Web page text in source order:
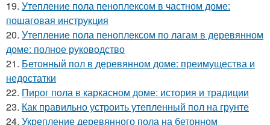
19. Утепление пола пеноплексом в частном доме:
пошаговая инструкция
20. Утепление пола пеноплексом по лагам в деревянном
доме: полное руководство
21. Бетонный пол в деревянном доме: преимущества и
недостатки
22. Пирог пола в каркасном доме: история и традиции
23. Как правильно устроить утепленный пол на грунте
24. Укрепление деревянного пола на бетонном